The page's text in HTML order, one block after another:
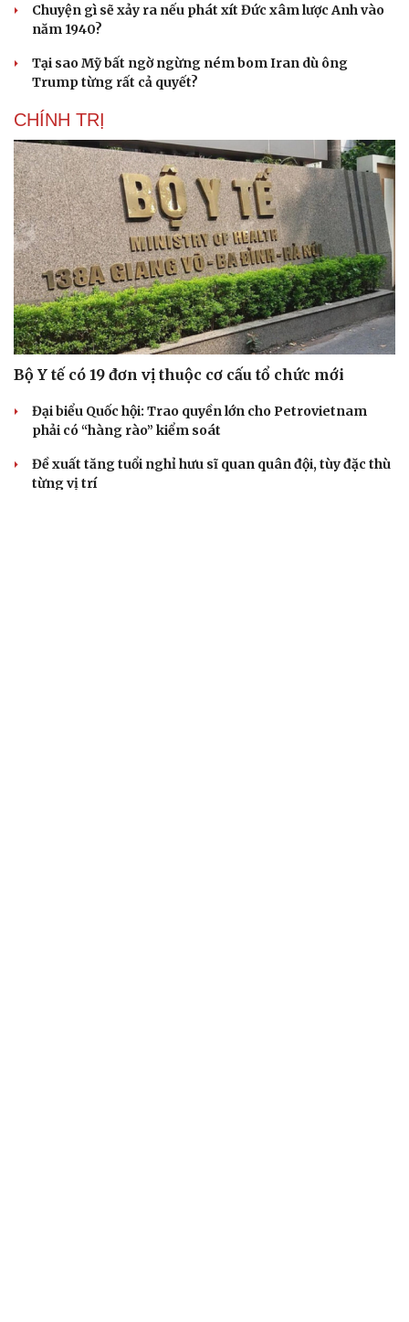
Chuyện gì sẽ xảy ra nếu phát xít Đức xâm lược Anh vào
năm 1940?
Tại sao Mỹ bất ngờ ngừng ném bom Iran dù ông
Trump từng rất cả quyết?
CHÍNH TRỊ
Bộ Y tế có 19 đơn vị thuộc cơ cấu tổ chức mới
Đại biểu Quốc hội: Trao quyền lớn cho Petrovietnam
phải có “hàng rào” kiểm soát
Đề xuất tăng tuổi nghỉ hưu sĩ quan quân đội, tùy đặc thù
từng vị trí